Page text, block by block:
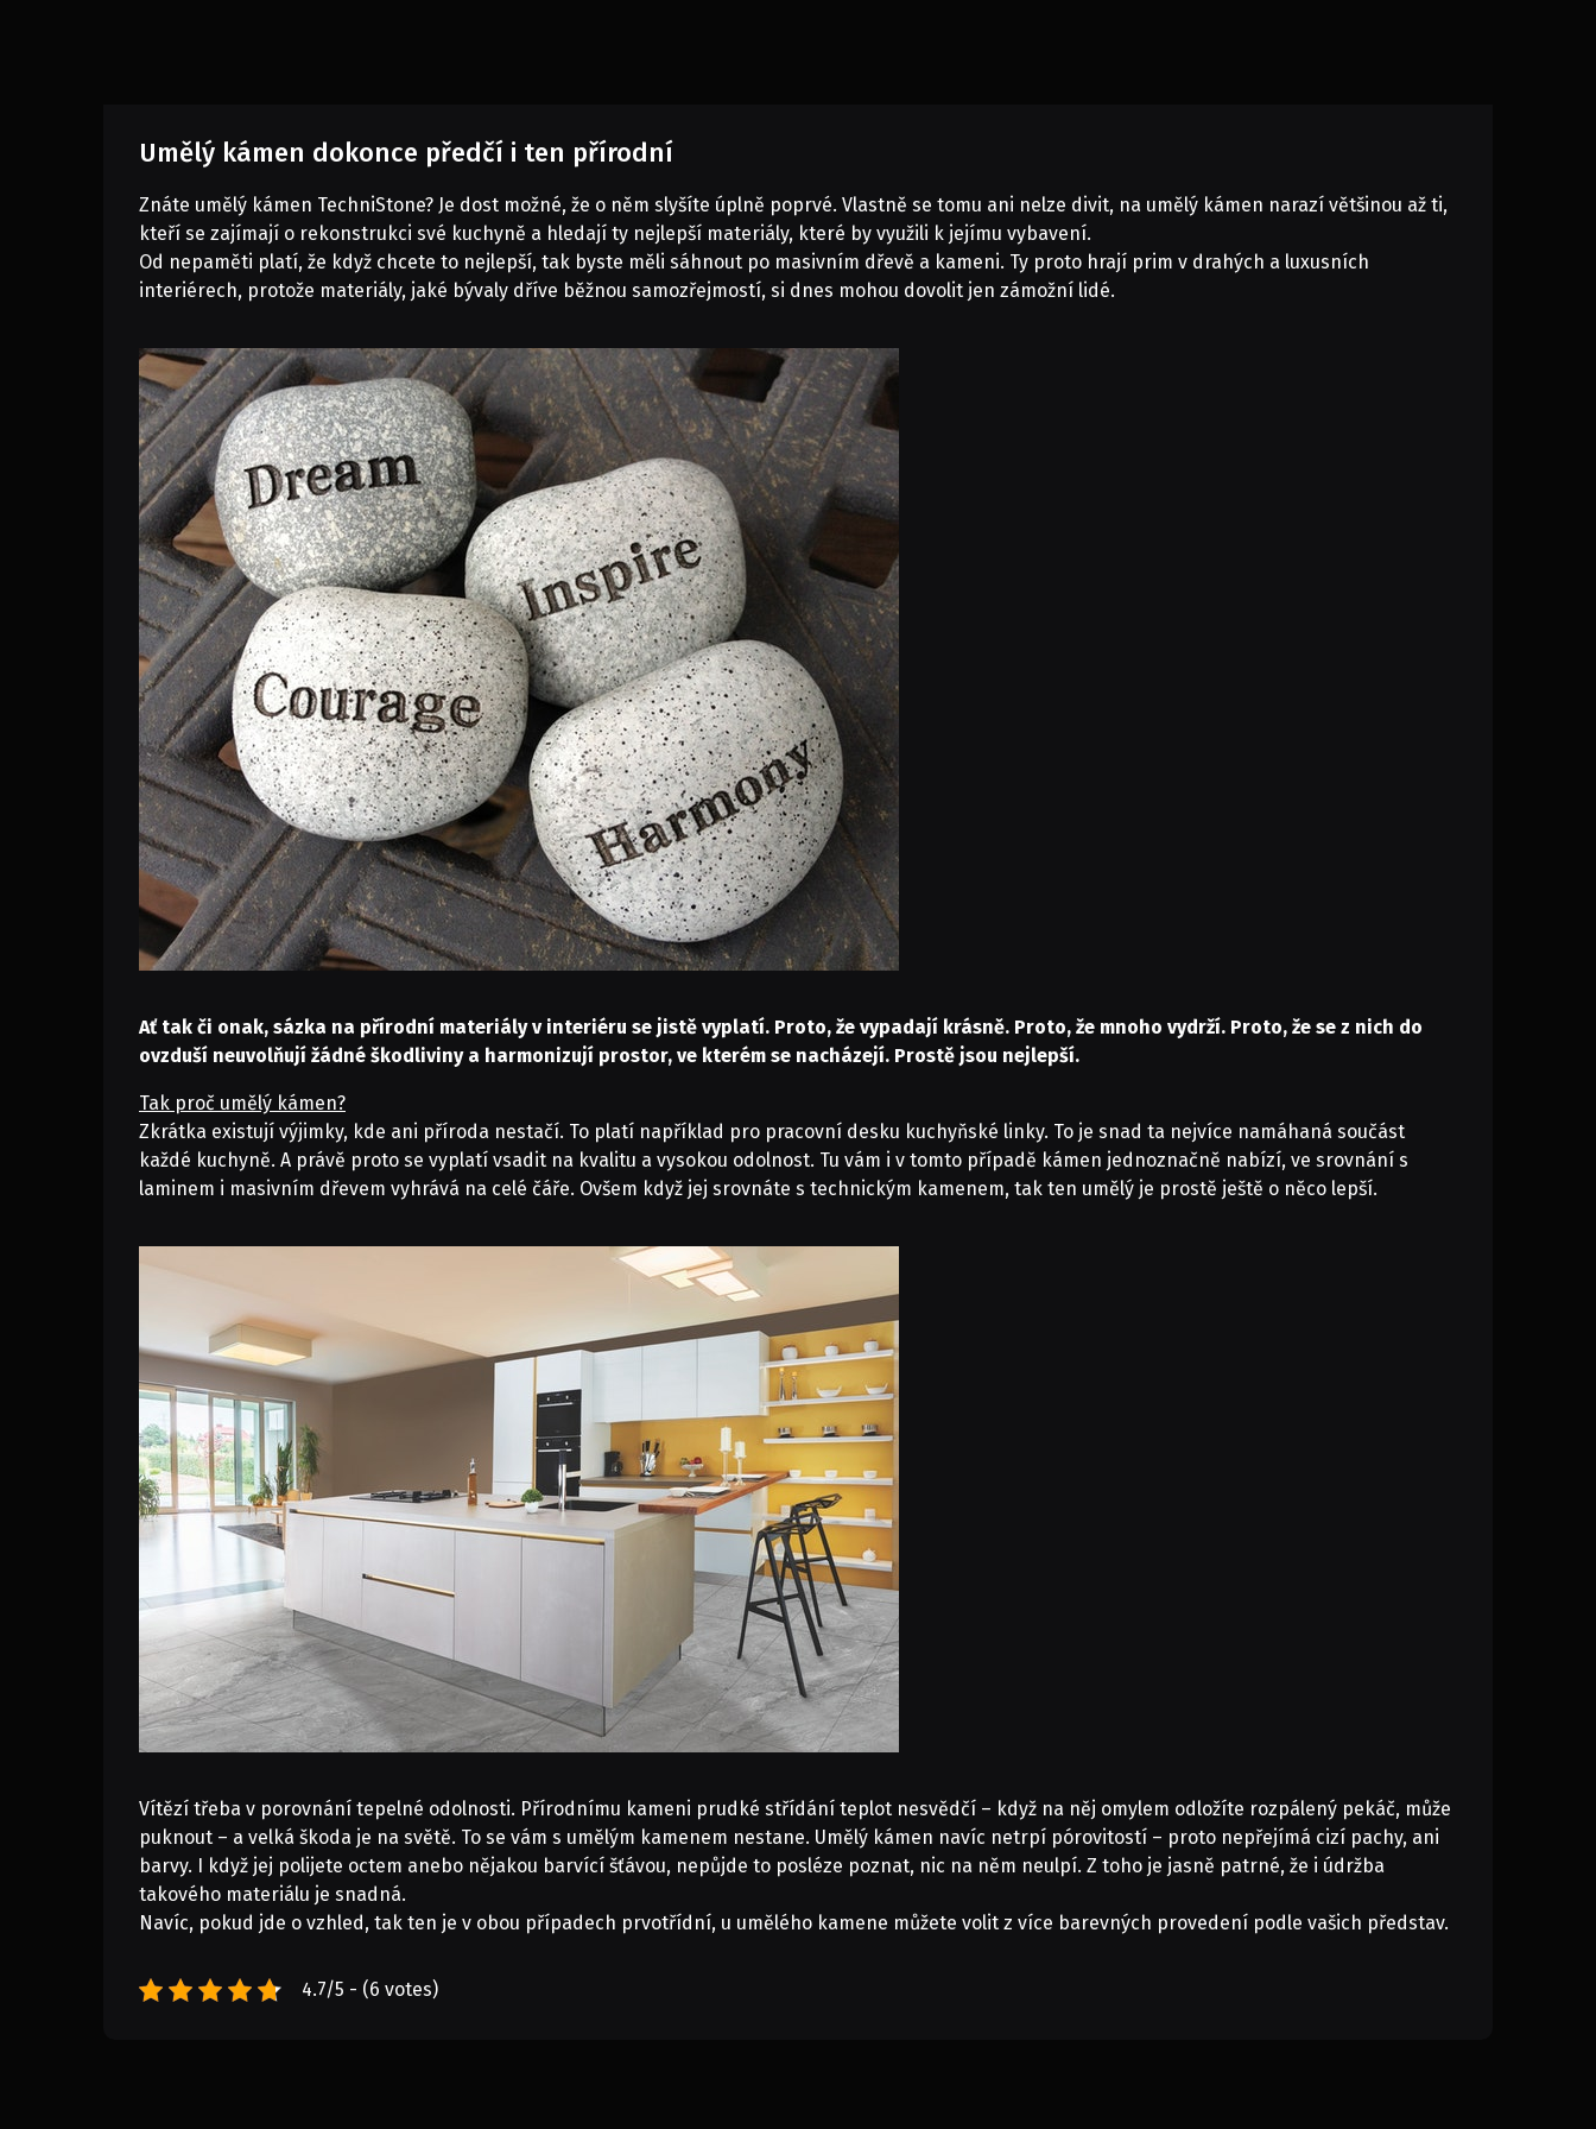
Umělý kámen dokonce předčí i ten přírodní
Znáte umělý kámen TechniStone? Je dost možné, že o něm slyšíte úplně poprvé. Vlastně se tomu ani nelze divit, na umělý kámen narazí většinou až ti,
kteří se zajímají o rekonstrukci své kuchyně a hledají ty nejlepší materiály, které by využili k jejímu vybavení.
Od nepaměti platí, že když chcete to nejlepší, tak byste měli sáhnout po masivním dřevě a kameni. Ty proto hrají prim v drahých a luxusních
interiérech, protože materiály, jaké bývaly dříve běžnou samozřejmostí, si dnes mohou dovolit jen zámožní lidé.
Ať tak či onak, sázka na přírodní materiály v interiéru se jistě vyplatí. Proto, že vypadají krásně. Proto, že mnoho vydrží. Proto, že se z nich do
ovzduší neuvolňují žádné škodliviny a harmonizují prostor, ve kterém se nacházejí. Prostě jsou nejlepší.
Tak proč umělý kámen?
Zkrátka existují výjimky, kde ani příroda nestačí. To platí například pro pracovní desku kuchyňské linky. To je snad ta nejvíce namáhaná součást
každé kuchyně. A právě proto se vyplatí vsadit na kvalitu a vysokou odolnost. Tu vám i v tomto případě kámen jednoznačně nabízí, ve srovnání s
laminem i masivním dřevem vyhrává na celé čáře. Ovšem když jej srovnáte s technickým kamenem, tak ten umělý je prostě ještě o něco lepší.
Vítězí třeba v porovnání tepelné odolnosti. Přírodnímu kameni prudké střídání teplot nesvědčí – když na něj omylem odložíte rozpálený pekáč, může
puknout – a velká škoda je na světě. To se vám s umělým kamenem nestane. Umělý kámen navíc netrpí pórovitostí – proto nepřejímá cizí pachy, ani
barvy. I když jej polijete octem anebo nějakou barvící šťávou, nepůjde to posléze poznat, nic na něm neulpí. Z toho je jasně patrné, že i údržba
takového materiálu je snadná.
Navíc, pokud jde o vzhled, tak ten je v obou případech prvotřídní, u umělého kamene můžete volit z více barevných provedení podle vašich představ.
4.7/5 - (6 votes)